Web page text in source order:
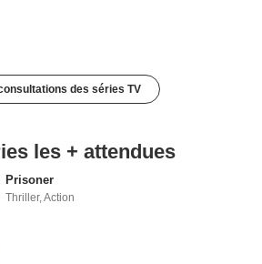
des séries TV
les + attendues
Prisoner
Thriller,Action